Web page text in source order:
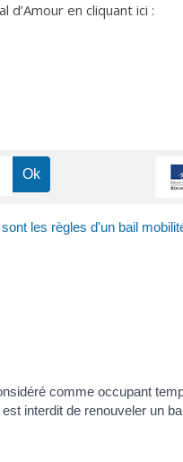
en cliquant ici :
les règles d'un bail
comme occupant
interdit de renouveler un